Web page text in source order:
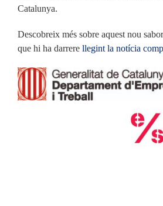
Catalunya.
Descobreix més sobre aquest nou
que hi ha darrere llegint la notícia